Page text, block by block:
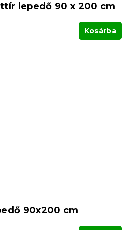
lepedő 90 x 200 cm
Kosárba
90x200 cm